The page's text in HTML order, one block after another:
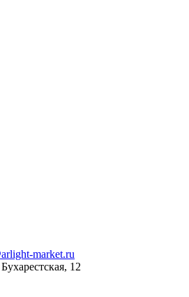
market.ru
12